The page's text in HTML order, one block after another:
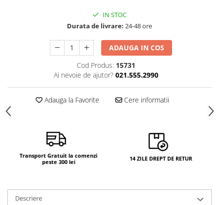
IN STOC
Durata de livrare: 24-48 ore
ADAUGA IN COS
Cod Produs: 15731
Ai nevoie de ajutor? 021.555.2990
Adauga la Favorite Cere informatii
Transport Gratuit la comenzi
peste 300 lei
14 ZILE DREPT DE RETUR
Descriere